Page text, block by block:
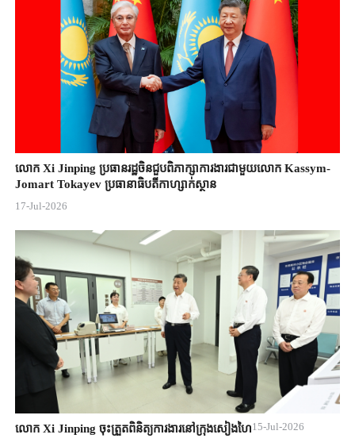
លោក Xi Jinping ប្រធានរដ្ឋចិន​ជួបពិភាក្សា​ការងារជាមួយ​លោក Kassym-
Jomart ​Tokayev ​ប្រធានាធិបតី​កាហ្សាក់ស្ថាន​
17-Jul-2026
លោក Xi Jinping ចុះត្រួតពិនិត្យការងារនៅក្រុងសៀងហៃ15-Jul-2026